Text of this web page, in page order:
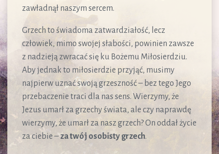
zawładnął naszym sercem.
Grzech to świadoma zatwardziałość, lecz
człowiek, mimo swojej słabości, powinien zawsze
z nadzieją zwracać się ku Bożemu Miłosierdziu.
Aby jednak to miłosierdzie przyjąć, musimy
najpierw uznać swoją grzeszność – bez tego Jego
przebaczenie traci dla nas sens. Wierzymy, że
Jezus umarł za grzechy świata, ale czy naprawdę
wierzymy, że umarł za nasz grzech? On oddał życie
za ciebie – za twój osobisty grzech.